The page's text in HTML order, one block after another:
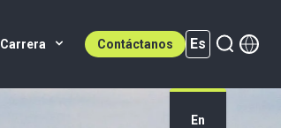
Carrera Contáctanos Es
Es (active)
En